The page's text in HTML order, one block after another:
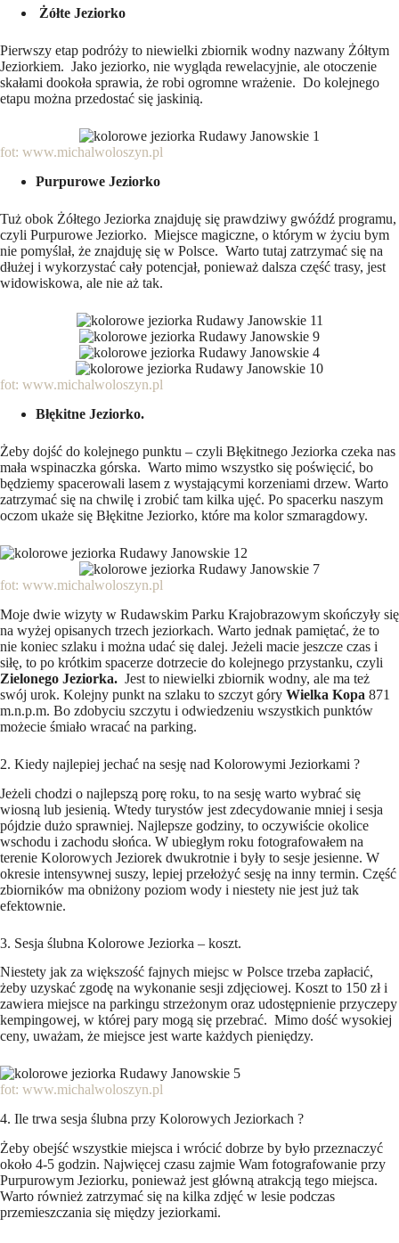
Żółte Jeziorko
Pierwszy etap podróży to niewielki zbiornik wodny nazwany Żółtym
Jeziorkiem. Jako jeziorko, nie wygląda rewelacyjnie, ale otoczenie
skałami dookoła sprawia, że robi ogromne wrażenie. Do kolejnego
etapu można przedostać się jaskinią.
fot: www.michalwoloszyn.pl
Purpurowe Jeziorko
Tuż obok Żółtego Jeziorka znajduję się prawdziwy gwóźdź programu,
czyli Purpurowe Jeziorko. Miejsce magiczne, o którym w życiu bym
nie pomyślał, że znajduję się w Polsce. Warto tutaj zatrzymać się na
dłużej i wykorzystać cały potencjał, ponieważ dalsza część trasy, jest
widowiskowa, ale nie aż tak.
fot: www.michalwoloszyn.pl
Błękitne Jeziorko.
Żeby dojść do kolejnego punktu – czyli Błękitnego Jeziorka czeka nas
mała wspinaczka górska. Warto mimo wszystko się poświęcić, bo
będziemy spacerowali lasem z wystającymi korzeniami drzew. Warto
zatrzymać się na chwilę i zrobić tam kilka ujęć. Po spacerku naszym
oczom ukaże się Błękitne Jeziorko, które ma kolor szmaragdowy.
fot: www.michalwoloszyn.pl
Moje dwie wizyty w Rudawskim Parku Krajobrazowym skończyły się
na wyżej opisanych trzech jeziorkach. Warto jednak pamiętać, że to
nie koniec szlaku i można udać się dalej. Jeżeli macie jeszcze czas i
siłę, to po krótkim spacerze dotrzecie do kolejnego przystanku, czyli
Zielonego Jeziorka. Jest to niewielki zbiornik wodny, ale ma też
swój urok. Kolejny punkt na szlaku to szczyt góry Wielka Kopa 871
m.n.p.m. Bo zdobyciu szczytu i odwiedzeniu wszystkich punktów
możecie śmiało wracać na parking.
2. Kiedy najlepiej jechać na sesję nad Kolorowymi Jeziorkami ?
Jeżeli chodzi o najlepszą porę roku, to na sesję warto wybrać się
wiosną lub jesienią. Wtedy turystów jest zdecydowanie mniej i sesja
pójdzie dużo sprawniej. Najlepsze godziny, to oczywiście okolice
wschodu i zachodu słońca. W ubiegłym roku fotografowałem na
terenie Kolorowych Jeziorek dwukrotnie i były to sesje jesienne. W
okresie intensywnej suszy, lepiej przełożyć sesję na inny termin. Część
zbiorników ma obniżony poziom wody i niestety nie jest już tak
efektownie.
3. Sesja ślubna Kolorowe Jeziorka – koszt.
Niestety jak za większość fajnych miejsc w Polsce trzeba zapłacić,
żeby uzyskać zgodę na wykonanie sesji zdjęciowej. Koszt to 150 zł i
zawiera miejsce na parkingu strzeżonym oraz udostępnienie przyczepy
kempingowej, w której pary mogą się przebrać. Mimo dość wysokiej
ceny, uważam, że miejsce jest warte każdych pieniędzy.
fot: www.michalwoloszyn.pl
4. Ile trwa sesja ślubna przy Kolorowych Jeziorkach ?
Żeby obejść wszystkie miejsca i wrócić dobrze by było przeznaczyć
około 4-5 godzin. Najwięcej czasu zajmie Wam fotografowanie przy
Purpurowym Jeziorku, ponieważ jest główną atrakcją tego miejsca.
Warto również zatrzymać się na kilka zdjęć w lesie podczas
przemieszczania się między jeziorkami.